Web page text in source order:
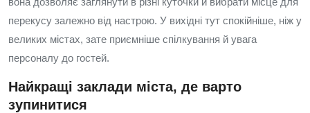
перекусу залежно від настрою. У вихідні тут спокійніше, ніж у
великих містах, зате приємніше спілкування й увага
персоналу до гостей.
Найкращі заклади міста, де варто
зупинитися